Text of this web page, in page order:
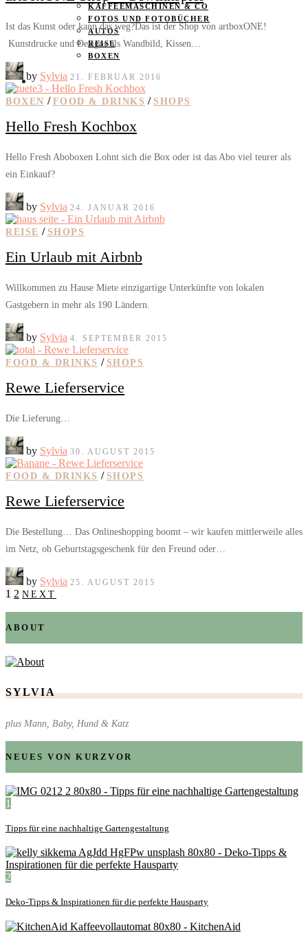
KAFFEEMASCHINEN & CO
FOTOS UND FOTOBÜCHER
AUTOS
REISE
BOXEN
KIND & KEGEL
Ist das Kunst oder kann das weg?Das ist der Shop von artboxONE!
Kunstdrucke und Designs als Wandbild, Kissen…
by Sylvia 21. FEBRUAR 2016
BOXEN / FOOD & DRINKS / SHOPS
Hello Fresh Kochbox
Hello Fresh Aboboxen Lohnt sich die Box oder ist das Abo viel teurer als
ein Einkauf?
by Sylvia 24. JANUAR 2016
REISE / SHOPS
Ein Urlaub mit Airbnb
Willkommen zu Hause Miete einzigartige Unterkünfte von lokalen
Gastgebern in mehr als 190 Ländern.
by Sylvia 4. SEPTEMBER 2015
FOOD & DRINKS / SHOPS
Rewe Lieferservice
Die Lieferung…
by Sylvia 30. AUGUST 2015
FOOD & DRINKS / SHOPS
Rewe Lieferservice
Die Bestellung… Das Onlineshopping boomt – wir kaufen mittlerweile alles
im Netz, ob Geburtstagsgeschenk für den Freund oder…
by Sylvia 25. AUGUST 2015
1 2 NEXT
ABOUT
SYLVIA
plus Mann, Baby, Hund & Katz
NEUES VON KURZVOR
1
Tipps für eine nachhaltige Gartengestaltung
2
Deko-Tipps & Inspirationen für die perfekte Hausparty